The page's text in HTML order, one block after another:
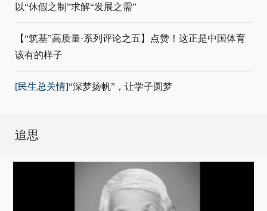
以“休假之制”求解“发展之需”
【“筑基”高质量·系列评论之五】点赞！这正是中国体育
该有的样子
[民生总关情]“深梦扬帆”，让学子圆梦
追思